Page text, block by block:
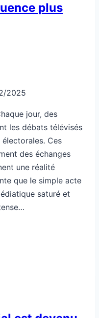
plus
2025
jour, des
les débats télévisés
Ces
des échanges
une réalité
que le simple acte
saturé et